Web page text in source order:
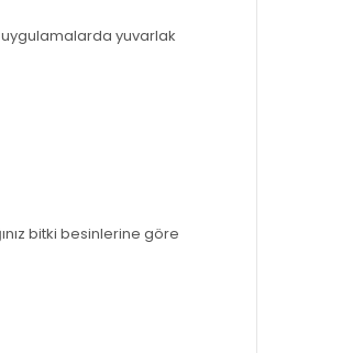
uygulamalarda yuvarlak
bitki besinlerine göre